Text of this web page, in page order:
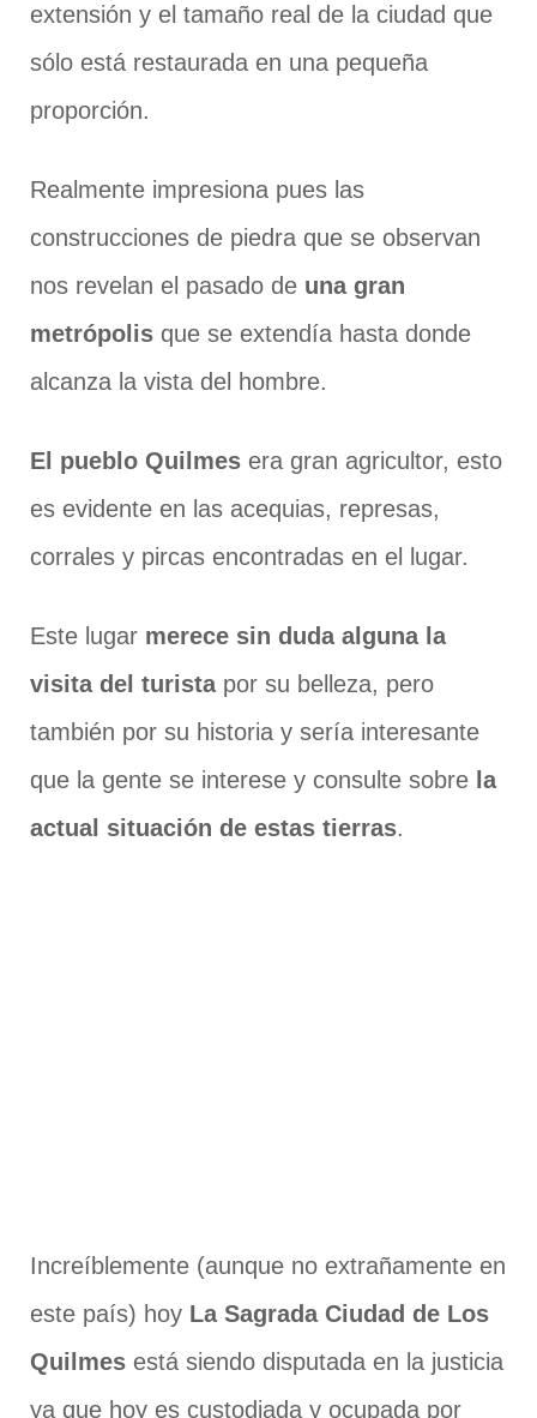
extensión y el tamaño real de la ciudad que
sólo está restaurada en una pequeña
proporción.
Realmente impresiona pues las
construcciones de piedra que se observan
nos revelan el pasado de una gran
metrópolis que se extendía hasta donde
alcanza la vista del hombre.
El pueblo Quilmes era gran agricultor, esto
es evidente en las acequias, represas,
corrales y pircas encontradas en el lugar.
Este lugar merece sin duda alguna la
visita del turistapor su belleza, pero
también por su historia y sería interesante
que la gente se interese y consulte sobre la
actual situación de estas tierras.
Increíblemente (aunque no extrañamente en
este país) hoy La Sagrada Ciudad de Los
Quilmes está siendo disputada en la justicia
ya que hoy es custodiada y ocupada por